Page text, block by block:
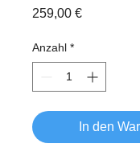
259,00 €Preis
Anzahl *
In den